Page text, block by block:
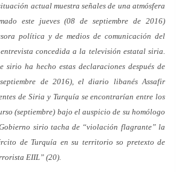
actual muestra señales de una atmósfera
este jueves (08 de septiembre de 2016)
política y de medios de comunicación del
concedida a la televisión estatal siria.
sirio ha hecho estas declaraciones después de
de 2016), el diario libanés Assafir
de Siria y Turquía se encontrarían entre los
(septiembre) bajo el auspicio de su homólogo
sirio tacha de “violación flagrante” la
de Turquía en su territorio so pretexto de
EIIL” (20).